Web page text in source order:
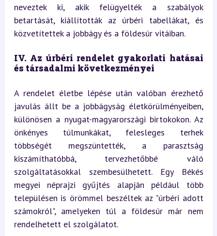
neveztek ki, akik felügyelték a szabályok
betartását, kiállították az úrbéri tabellákat, és
közvetítettek a jobbágy és a földesúr vitáiban.
IV. Az úrbéri rendelet gyakorlati hatásai
és társadalmi következményei
A rendelet életbe lépése után valóban érezhető
javulás állt be a jobbágyság életkörülményeiben,
különösen a nyugat-magyarországi birtokokon. Az
önkényes túlmunkákat, felesleges terhek
többségét megszüntették, a parasztság
kiszámíthatóbbá, tervezhetőbbé váló
szolgáltatásokkal szembesülhetett. Egy Békés
megyei néprajzi gyűjtés alapján például több
településen is örömmel beszéltek az "úrbéri adott
számokról", amelyeken túl a földesúr már nem
rendelhetett el szolgálatot.